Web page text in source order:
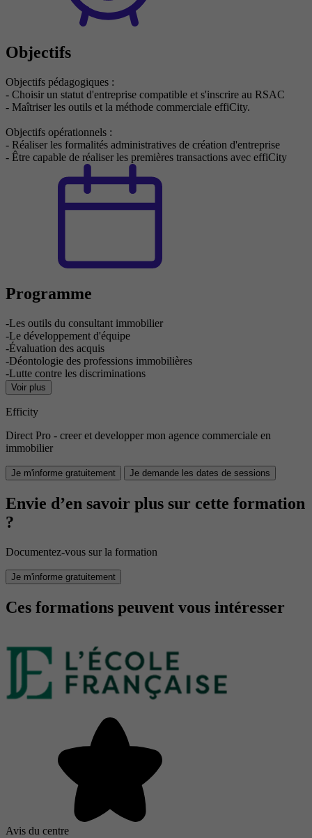
Objectifs
Objectifs pédagogiques :
- Choisir un statut d'entreprise compatible et s'inscrire au RSAC
- Maîtriser les outils et la méthode commerciale effiCity.
Objectifs opérationnels :
- Réaliser les formalités administratives de création d'entreprise
- Être capable de réaliser les premières transactions avec effiCity
Programme
-Les outils du consultant immobilier
-Le développement d'équipe
-Évaluation des acquis
-Déontologie des professions immobilières
-Lutte contre les discriminations
Voir plus
Efficity
Direct Pro - creer et developper mon agence commerciale en
immobilier
Je m'informe gratuitement Je demande les dates de sessions
Envie d’en savoir plus sur cette formation
?
Documentez-vous sur la formation
Je m'informe gratuitement
Ces formations peuvent vous intéresser
Avis du centre